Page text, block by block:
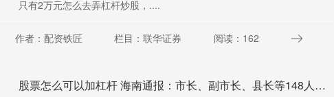
只有2万元怎么去弄杠杆炒股，....
作者：配资铁匠 栏目：联华证券 阅读：162
股票怎么可以加杠杆 海南通报：市长、副市长、县长等148人，被严肃追责问责！